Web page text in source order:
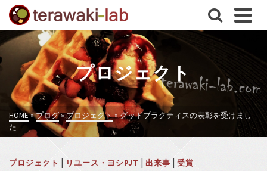
プロジェクト
HOME»ブログ»プロジェクト»グッドプラクティスの表彰を受けまし
た
プロジェクト | リユース・ヨシPJT | 出来事 | 受賞